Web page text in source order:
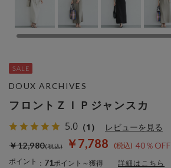
フロントＺＩＰジャンスカ
5.0 （1） レビューを見る
￥7,788 40％OFF
￥12,980
ポイント ： 71ポイント～獲得 詳細はこちら
DOUX ARCHIVES